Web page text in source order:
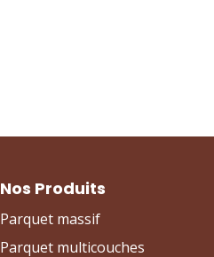
Nos Produits
Parquet massif
Parquet multicouches